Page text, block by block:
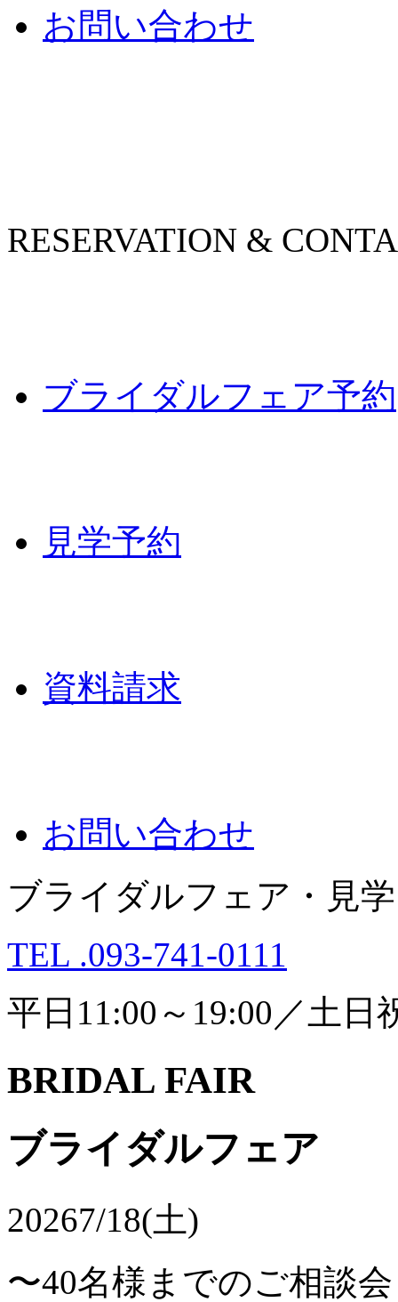
お問い合わせ
RESERVATION &
ブライダルフェア予約
見学予約
資料請求
お問い合わせ
ブライダルフェア・見
TEL .093-741-0111
平日11:00～19:00／土日
BRIDAL FAIR
ブライダルフェア
20267/18(土)
〜40名様までのご相談会